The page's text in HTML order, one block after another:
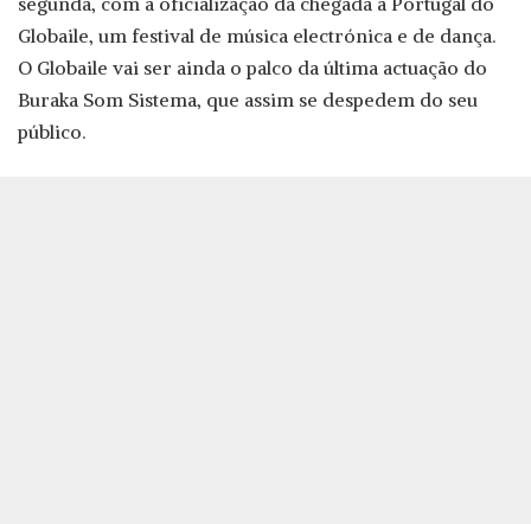
Globaile, um festival de música electrónica e de dança.
O Globaile vai ser ainda o palco da última actuação do
Buraka Som Sistema, que assim se despedem do seu
público.